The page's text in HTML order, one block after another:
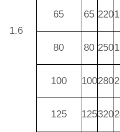
1.6
65 65 220
80 80 250
100 100280
125 125320